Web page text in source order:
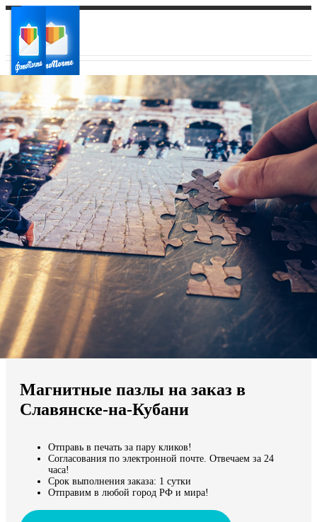
Ваш город:
Ваш регион доставки
Выберите из списка:
Мы доставляем по всему миру
Продолжить без города
Магнитные пазлы на заказ в
Славянске-на-Кубани
Отправь в печать за пару кликов!
Согласования по электронной почте. Отвечаем за 24
часа!
Срок выполнения заказа: 1 сутки
Отправим в любой город РФ и мира!